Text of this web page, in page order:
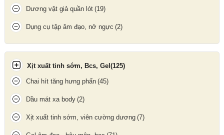
Dương vật giả quần lót (19)
Dụng cụ tập âm đạo, nở ngực (2)
Xịt xuất tinh sớm, Bcs, Gel(125)
Chai hít tăng hưng phấn (45)
Dầu mát xa body (2)
Xịt xuất tinh sớm, viên cường dương (7)